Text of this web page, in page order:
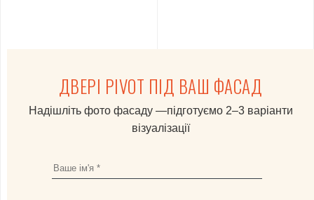
ДВЕРІ PIVOT ПІД ВАШ ФАСАД
Надішліть фото фасаду —підготуємо 2–3 варіанти
візуалізації